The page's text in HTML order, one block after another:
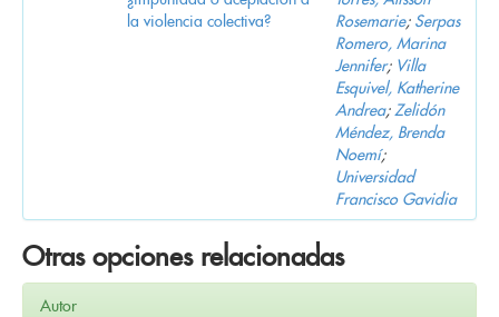
la violencia colectiva?
Rosemarie; Serpas
Romero, Marina
Jennifer; Villa
Esquivel, Katherine
Andrea; Zelidón
Méndez, Brenda
Noemí;
Universidad
Francisco Gavidia
Otras opciones relacionadas
Autor